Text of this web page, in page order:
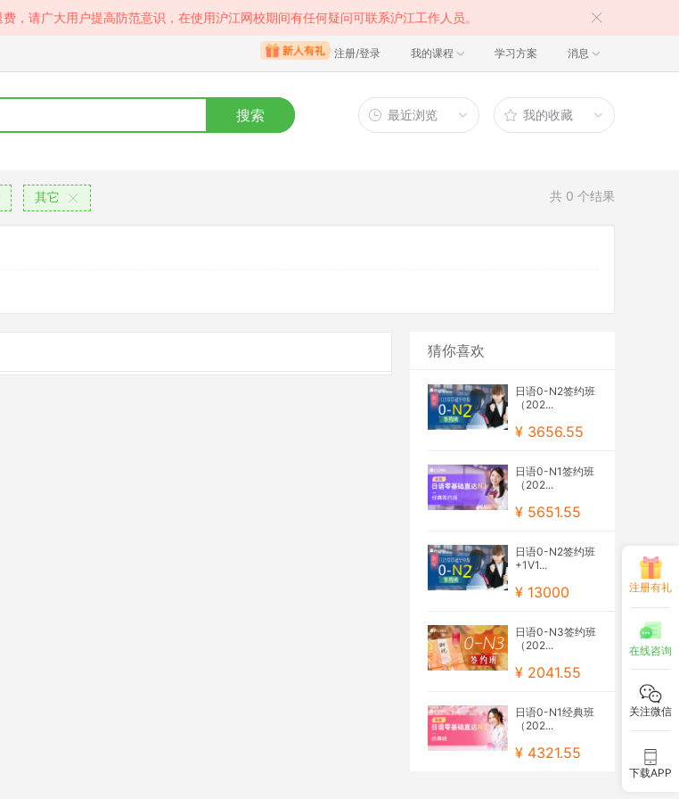
，请广大用户提高防范意识，在使用沪江网校期间有任何疑问可联系沪江工作人员。
注册/登录 我的课程 学习方案 消息
搜索 最近浏览 我的收藏
其它 共 0 个结果
猜你喜欢
日语0-N2签约班
（202...
¥ 3656.55
日语0-N1签约班
（202...
¥ 5651.55
日语0-N2签约班
+1V1...
¥ 13000
日语0-N3签约班
（202...
¥ 2041.55
日语0-N1经典班
（202...
¥ 4321.55
注册有礼
在线咨询
关注微信
下载APP